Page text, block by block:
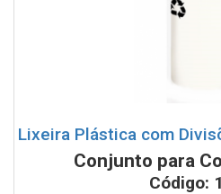
Lixeira Plástica com
Conjunto para
Código: